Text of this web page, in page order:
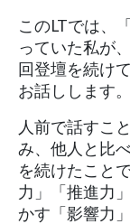
このLTでは、
っていた私が
回登壇を続け
お話しします。
人前で話すこ
み、他人と比
を続けたこと
力」「推進力
かす「影響力」